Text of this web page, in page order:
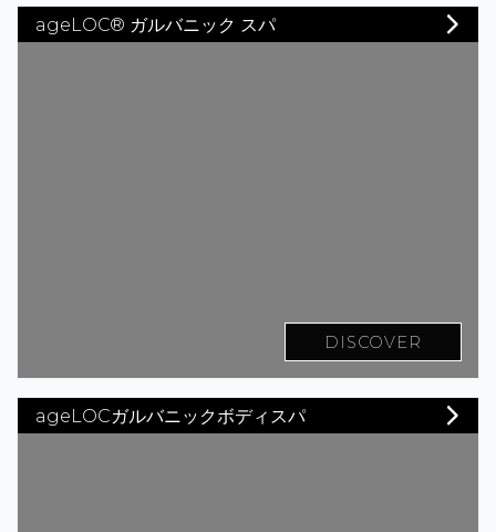
ageLOC® ガルバニック スパ
DISCOVER
ageLOCガルバニックボディスパ